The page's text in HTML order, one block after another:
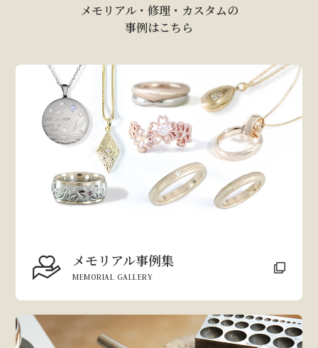
メモリアル・修理・カスタムの
事例はこちら
メモリアル事例集
MEMORIAL GALLERY